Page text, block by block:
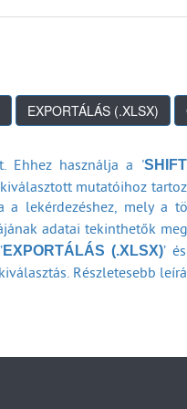
Ehhez használja a 'SHIFT
mutatóihoz
lekérdezéshez, mely a
adatai tekinthetők meg
EXPORTÁLÁS (.XLSX)’
Részletesebb